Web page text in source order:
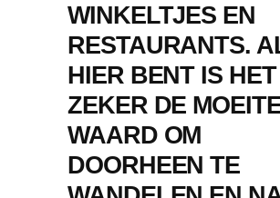
WINKELTJES EN
RESTAURANTS.
HIER BENT IS HET
ZEKER DE
WAARD OM
DOORHEEN TE